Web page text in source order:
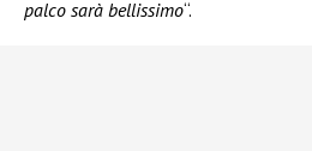
palco sarà bellissimo“.